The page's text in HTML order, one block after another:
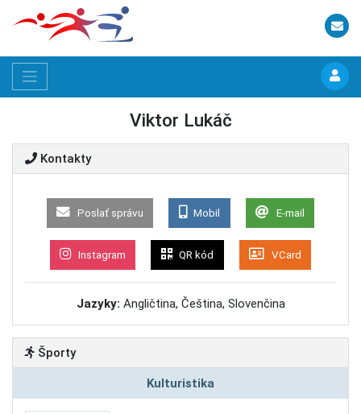
Viktor Lukáč
Kontakty
Poslať správu Mobil E-mail
Instagram QR kód VCard
Jazyky: Angličtina, Čeština, Slovenčina
Športy
Kulturistika